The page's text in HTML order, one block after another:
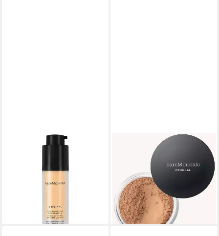
BAREMINERALS
Foundation 06 Neutral Ivory
(1.086,67 €/ 1 l)
BAREMINERALS
Foundation Original
Foundation 18 Mediem Tan
Spf15
ab 43,44 €
(5.430,00 €/ 1 kg)
lieferbar - in 9-11 Werktagen bei
dir